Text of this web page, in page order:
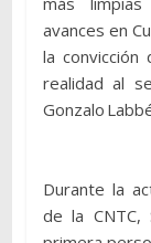
avances en
la convicción
realidad al
Gonzalo
Durante la
de la CNTC,